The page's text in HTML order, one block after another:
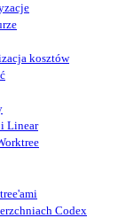
kosztów
Linear
Codex